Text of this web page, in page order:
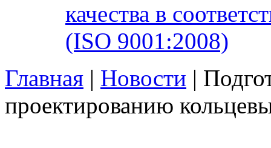
качества в
(ISO 9001:2008)
Главная | Новости |
проектированию